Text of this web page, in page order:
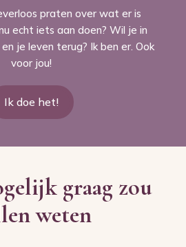
praten over wat er is
echt iets aan doen? Wil je in
je leven terug? Ik ben er. Ook
voor jou!
Ik doe het!
graag zou
weten